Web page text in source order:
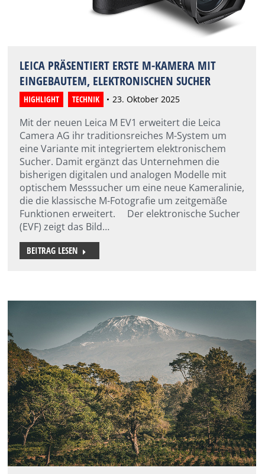
LEICA PRÄSENTIERT ERSTE M-KAMERA MIT
EINGEBAUTEM, ELEKTRONISCHEN SUCHER
HIGHLIGHT TECHNIK 23. Oktober 2025
Mit der neuen Leica M EV1 erweitert die Leica
Camera AG ihr traditionsreiches M-System um
eine Variante mit integriertem elektronischem
Sucher. Damit ergänzt das Unternehmen die
bisherigen digitalen und analogen Modelle mit
optischem Messsucher um eine neue Kameralinie,
die die klassische M-Fotografie um zeitgemäße
Funktionen erweitert. Der elektronische Sucher
(EVF) zeigt das Bild…
BEITRAG LESEN